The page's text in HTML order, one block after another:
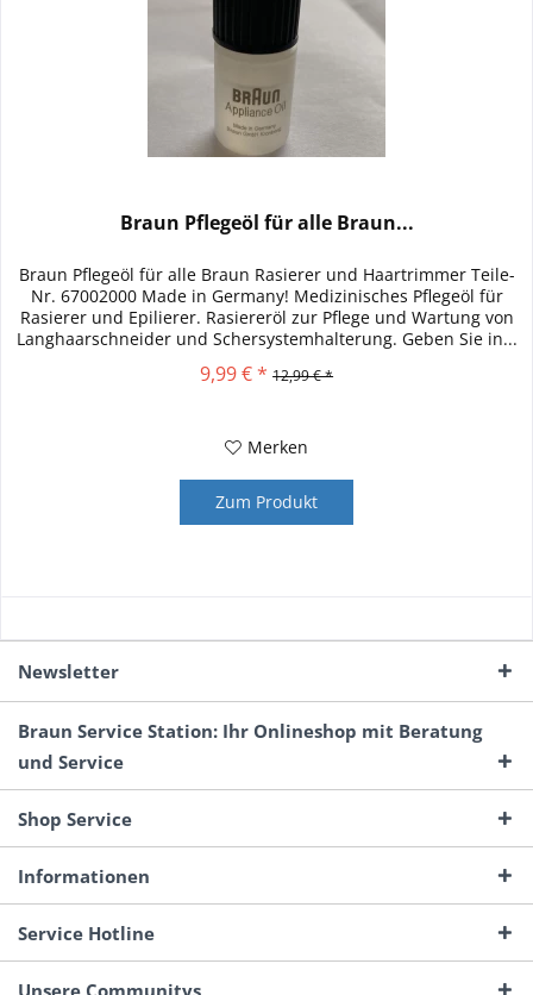
Braun Pflegeöl für alle Braun...
Braun Pflegeöl für alle Braun Rasierer und Haartrimmer Teile-
Nr. 67002000 Made in Germany! Medizinisches Pflegeöl für
Rasierer und Epilierer. Rasiereröl zur Pflege und Wartung von
Langhaarschneider und Schersystemhalterung. Geben Sie in...
9,99 € * 12,99 € *
Merken
Zum Produkt
Newsletter
Braun Service Station: Ihr Onlineshop mit Beratung
und Service
Shop Service
Informationen
Service Hotline